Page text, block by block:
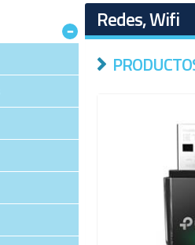
Redes, Wifi